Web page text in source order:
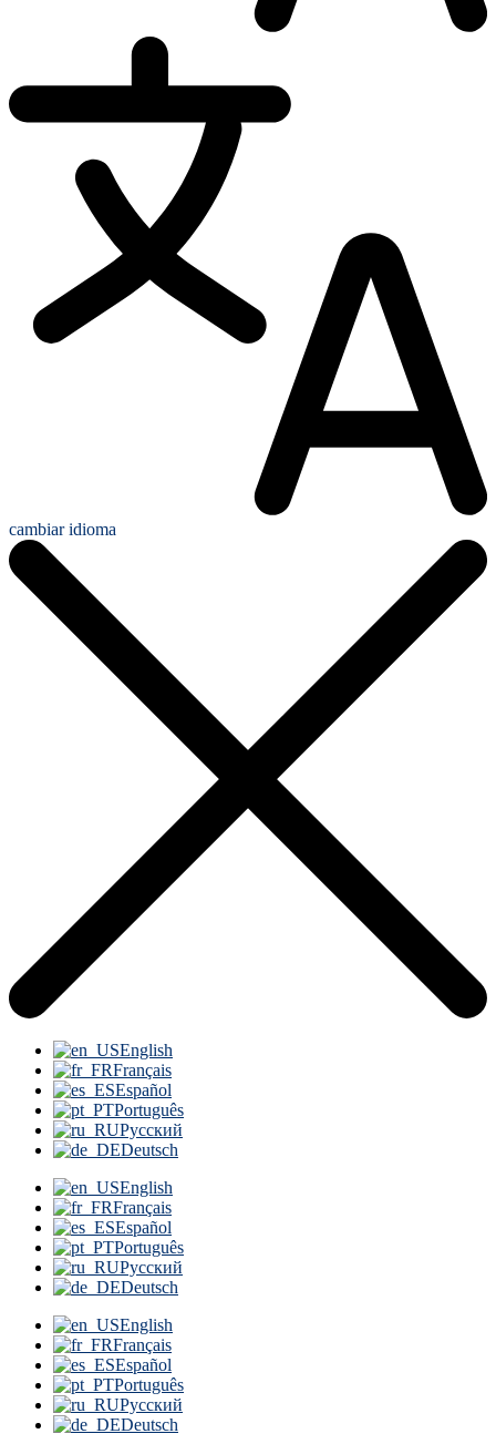
cambiar idioma
English
Français
Español
Português
Русский
Deutsch
English
Français
Español
Português
Русский
Deutsch
English
Français
Español
Português
Русский
Deutsch